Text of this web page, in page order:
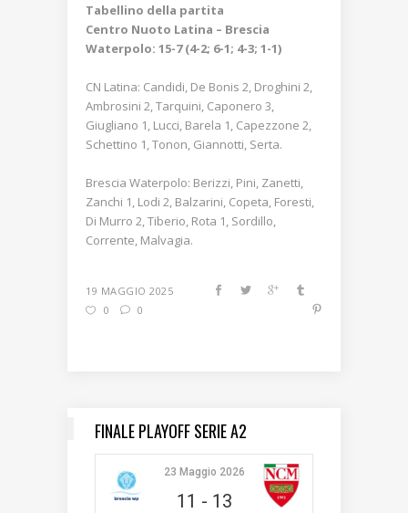
Tabellino della partita
Centro Nuoto Latina – Brescia
Waterpolo: 15-7 (4-2; 6-1; 4-3; 1-1)
CN Latina: Candidi, De Bonis 2, Droghini 2,
Ambrosini 2, Tarquini, Caponero 3,
Giugliano 1, Lucci, Barela 1, Capezzone 2,
Schettino 1, Tonon, Giannotti, Serta.
Brescia Waterpolo: Berizzi, Pini, Zanetti,
Zanchi 1, Lodi 2, Balzarini, Copeta, Foresti,
Di Murro 2, Tiberio, Rota 1, Sordillo,
Corrente, Malvagia.
19 MAGGIO 2025
0
0
FINALE PLAYOFF SERIE A2
23 Maggio 2026
11 - 13